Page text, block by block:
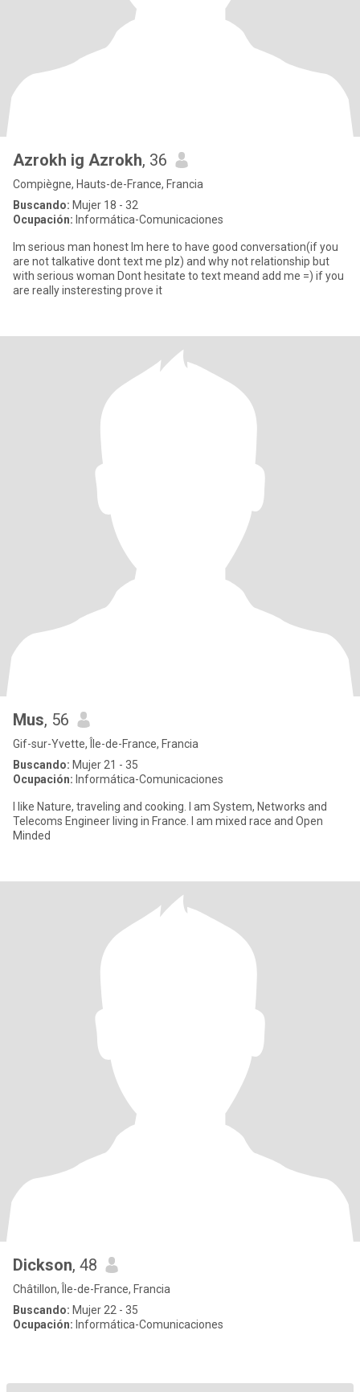
Azrokh ig Azrokh, 36
Compiègne, Hauts-de-France, Francia
Buscando: Mujer 18 - 32
Ocupación: Informática-Comunicaciones
Im serious man honest Im here to have good conversation(if you
are not talkative dont text me plz) and why not relationship but
with serious woman Dont hesitate to text meand add me =) if you
are really insteresting prove it
Mus, 56
Gif-sur-Yvette, Île-de-France, Francia
Buscando: Mujer 21 - 35
Ocupación: Informática-Comunicaciones
I like Nature, traveling and cooking. I am System, Networks and
Telecoms Engineer living in France. I am mixed race and Open
Minded
Dickson, 48
Châtillon, Île-de-France, Francia
Buscando: Mujer 22 - 35
Ocupación: Informática-Comunicaciones